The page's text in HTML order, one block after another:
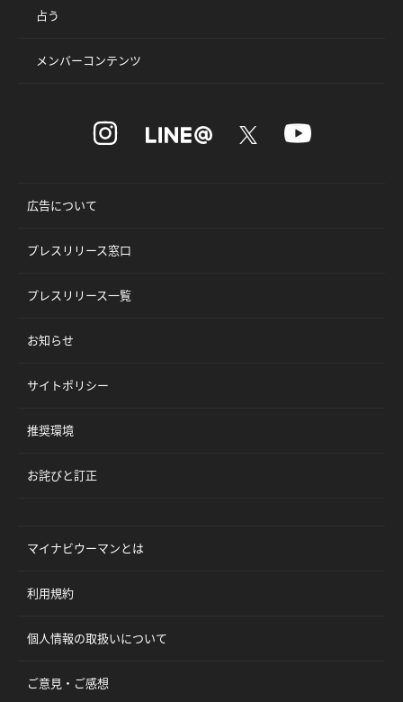
占う
メンバーコンテンツ
広告について
プレスリリース窓口
プレスリリース一覧
お知らせ
サイトポリシー
推奨環境
お詫びと訂正
マイナビウーマンとは
利用規約
個人情報の取扱いについて
ご意見・ご感想